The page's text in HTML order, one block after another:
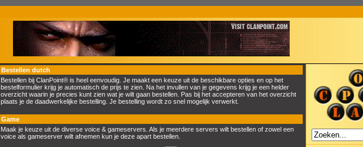
Bestellen dutch
Bestellen bij ClanPoint® is heel eenvoudig. Je maakt een keuze uit de beschikbare opties en op het
bestelformulier krijg je automatisch de prijs te zien. Na het invullen van je gegevens krijg je een helder
overzicht waarin je precies kunt zien wat je wilt gaan bestellen. Pas bij het accepteren van het overzicht
plaats je de daadwerkelijke bestelling. Je bestelling wordt zo snel mogelijk verwerkt.
Game
Maak je keuze uit de diverse voice & gameservers. Als je meerdere servers wilt bestellen of zowel een
voice als gameserver wilt afnemen kun je deze apart bestellen.